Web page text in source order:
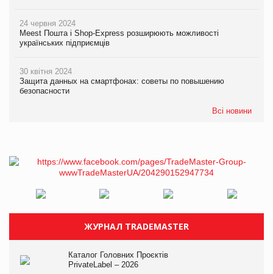
24 червня 2024
Meest Пошта і Shop-Express розширюють можливості
українських підприємців
30 квітня 2024
Защита данных на смартфонах: советы по повышению
безопасности
Всі новини
ЖУРНАЛ TRADEMASTER
Каталог Головних Проєктів
PrivateLabel – 2026